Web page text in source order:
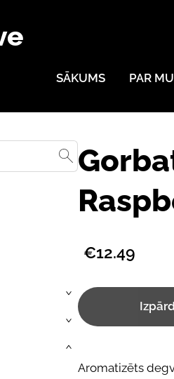
SĀKUMS PAR
›
›
›
€12.49
Aromatizēts